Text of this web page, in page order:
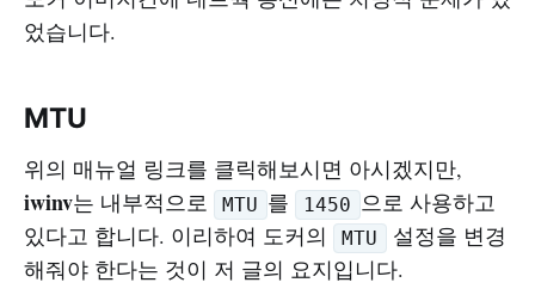
었습니다.
MTU
위의 매뉴얼 링크를 클릭해보시면 아시겠지만,
iwinv는 내부적으로 MTU 를 1450 으로 사용하고
있다고 합니다. 이리하여 도커의
MTU
설정을 변경
해줘야 한다는 것이 저 글의 요지입니다.